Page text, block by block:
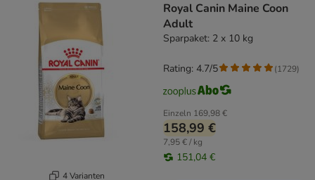
4 Varianten
Royal Canin Maine Coon
Adult
Sparpaket: 2 x 10 kg
Einzeln 169,98 €
158,99 €
7,95 € / kg
151,04 €
Rating: 4.7/5 (1729)